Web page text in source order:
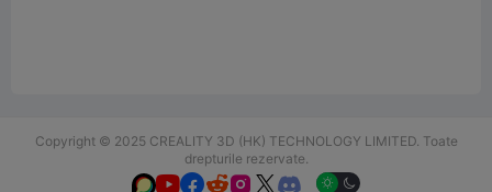
Copyright © 2025 CREALITY 3D (HK) TECHNOLOGY LIMITED. Toate
drepturile rezervate.
  